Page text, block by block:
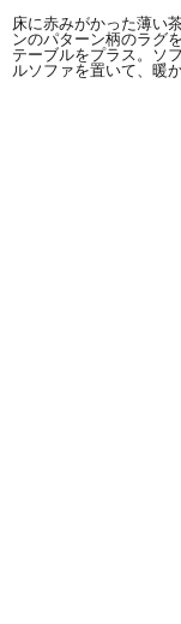
床に赤みがかった薄い
ンのパターン柄のラグ
テーブルをプラス。ソ
ルソファを置いて、暖